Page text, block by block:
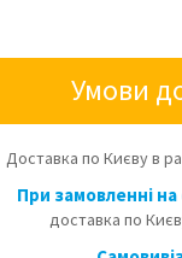
Умови
Доставка по Києву в
При замовленні на
доставка по